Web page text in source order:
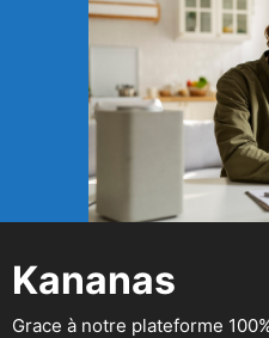
Kananas
Grace à notre plateforme